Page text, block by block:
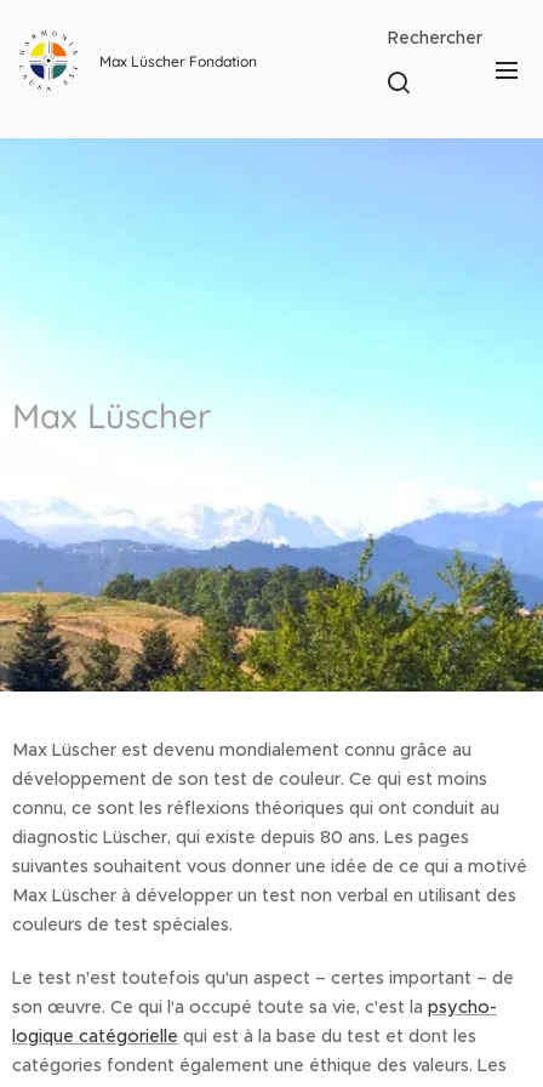
Max Lüscher Fondation
Rechercher
Max Lüscher
Max Lüscher est devenu mondialement connu grâce au
développement de son test de couleur. Ce qui est moins
connu, ce sont les réflexions théoriques qui ont conduit au
diagnostic Lüscher, qui existe depuis 80 ans. Les pages
suivantes souhaitent vous donner une idée de ce qui a motivé
Max Lüscher à développer un test non verbal en utilisant des
couleurs de test spéciales.
Le test n'est toutefois qu'un aspect – certes important – de
son œuvre. Ce qui l'a occupé toute sa vie, c'est la psycho-
logique catégorielle qui est à la base du test et dont les
catégories fondent également une éthique des valeurs. Les